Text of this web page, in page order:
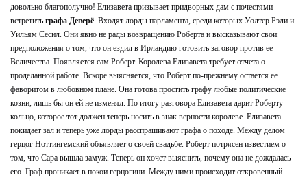
довольно благополучно! Елизавета призывает придворных дам с почестями
встретить графа Деверё. Входят лорды парламента, среди которых Уолтер Рэли и
Уильям Сесил. Они явно не рады возвращению Роберта и высказывают свои
предположения о том, что он ездил в Ирландию готовить заговор против ее
Величества. Появляется сам Роберт. Королева Елизавета требует отчета о
проделанной работе. Вскоре выясняется, что Роберт по-прежнему остается ее
фаворитом в любовном плане. Она готова простить графу любые политические
козни, лишь бы он ей не изменял. По итогу разговора Елизавета дарит Роберту
кольцо, которое тот должен теперь носить в знак верности королеве. Елизавета
покидает зал и теперь уже лорды расспрашивают графа о походе. Между делом
герцог Ноттингемский объявляет о своей свадьбе. Роберт потрясен известием о
том, что Сара вышла замуж. Теперь он хочет выяснить, почему она не дождалась
его. Граф проникает в покои герцогини. Между ними происходит откровенный